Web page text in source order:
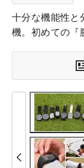
十分な機能性と
機。初めての『